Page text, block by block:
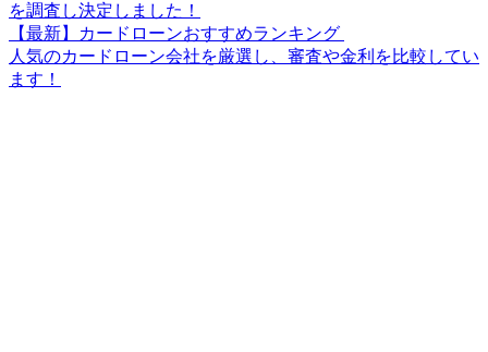
を調査し決定しました！
【最新】カードローンおすすめランキング
人気のカードローン会社を厳選し、審査や金利を比較してい
ます！